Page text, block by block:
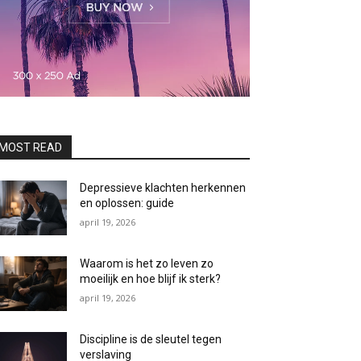
READ
Depressieve klachten herkennen
en oplossen: guide
april 19, 2026
Waarom is het zo leven zo
moeilijk en hoe blijf ik sterk?
april 19, 2026
Discipline is de sleutel tegen
verslaving